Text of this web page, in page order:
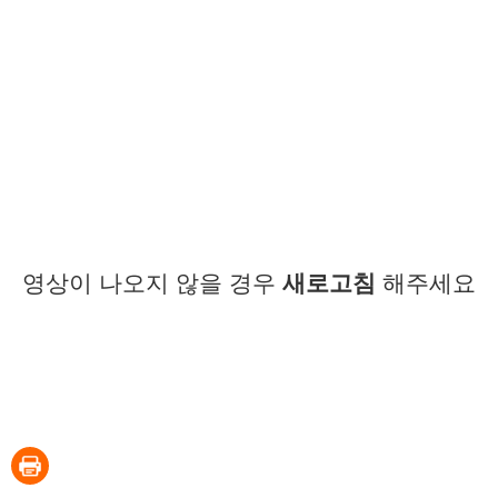
영상이 나오지 않을 경우 새로고침 해주세요